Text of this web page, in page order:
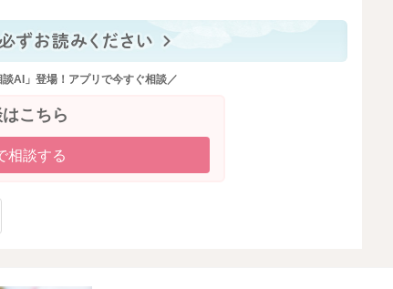
た。
に離れる時間を設けていくということも必要になる
ません。
せていただきました。
、幸いです。
AI」登場！アプリで今すぐ相談／
こちら
相談する